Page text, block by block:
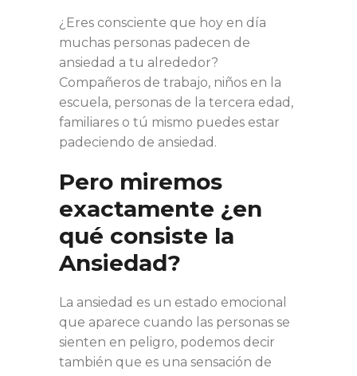
¿Eres consciente que hoy en día
muchas personas padecen de
ansiedad a tu alrededor?
Compañeros de trabajo, niños en la
escuela, personas de la tercera edad,
familiares o tú mismo puedes estar
padeciendo de ansiedad.
Pero miremos
exactamente ¿en
qué consiste la
Ansiedad?
La ansiedad es un estado emocional
que aparece cuando las personas se
sienten en peligro, podemos decir
también que es una sensación de